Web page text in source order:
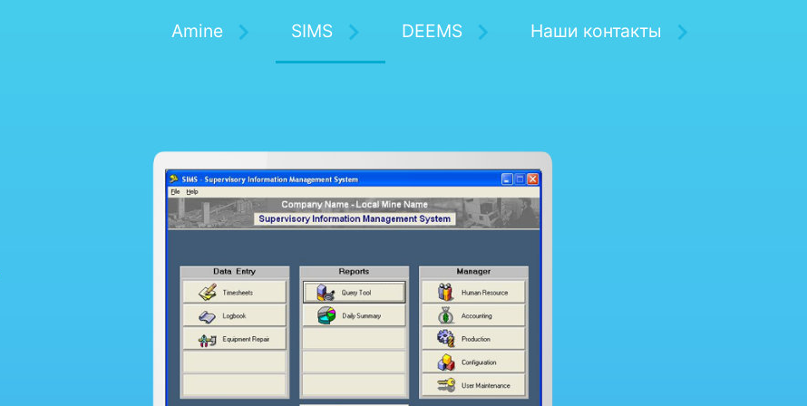
Amine SIMS DEEMS Наши контакты